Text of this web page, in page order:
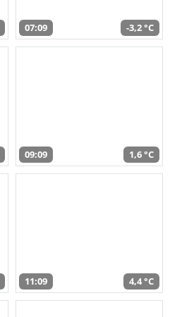
07:09 -3,2 °C
09:09 1,6 °C
11:09 4,4 °C